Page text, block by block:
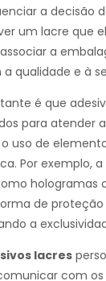
a decisão
um lacre que
a
qualidade e à
é que
para atender
uso de
Por exemplo,
hologramas
de
a
lacres
com os